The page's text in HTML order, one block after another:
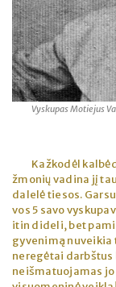
Vyskupas Motiejus
Kažkodėl
žmonių vadina jį
dalelė tiesos.
vos 5 savo
itin dideli, bet
gyvenimą nuveikia
neregėtai darbštus
neišmatuojamas